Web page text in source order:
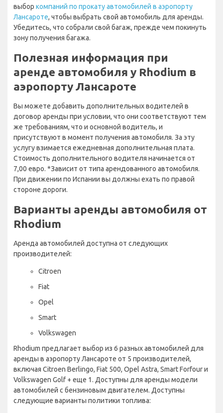
выбор компаний по прокату автомобилей в аэропорту
Лансароте, чтобы выбрать свой автомобиль для аренды.
Убедитесь, что собрали свой багаж, прежде чем покинуть
зону получения багажа.
Полезная информация при
аренде автомобиля у Rhodium в
аэропорту Лансароте
Вы можете добавить дополнительных водителей в
договор аренды при условии, что они соответствуют тем
же требованиям, что и основной водитель, и
присутствуют в момент получения автомобиля. За эту
услугу взимается ежедневная дополнительная плата.
Стоимость дополнительного водителя начинается от
7,00 евро. *Зависит от типа арендованного автомобиля.
При движении по Испании вы должны ехать по правой
стороне дороги.
Варианты аренды автомобиля от
Rhodium
Аренда автомобилей доступна от следующих
производителей:
Citroen
Fiat
Opel
Smart
Volkswagen
Rhodium предлагает выбор из 6 разных автомобилей для
аренды в аэропорту Лансароте от 5 производителей,
включая Citroen Berlingo, Fiat 500, Opel Astra, Smart Forfour и
Volkswagen Golf + еще 1. Доступны для аренды модели
автомобилей с бензиновым двигателем. Доступны
следующие варианты политики топлива: